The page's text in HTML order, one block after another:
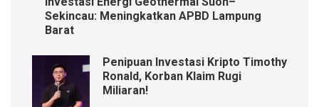
Sekincau: Meningkatkan APBD Lampung
Barat
Penipuan Investasi Kripto Timothy
Ronald, Korban Klaim Rugi
Miliaran!